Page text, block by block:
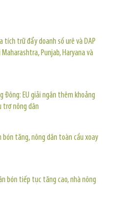
tích trữ đẩy doanh số urê và DAP
Punjab, Haryana và
Đông: EU giải ngân thêm khoảng
trợ nông dân
bón tăng, nông dân toàn cầu xoay
bón tiếp tục tăng cao, nhà nông